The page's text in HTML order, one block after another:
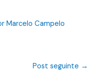
Marcelo Campelo
Post seguinte →